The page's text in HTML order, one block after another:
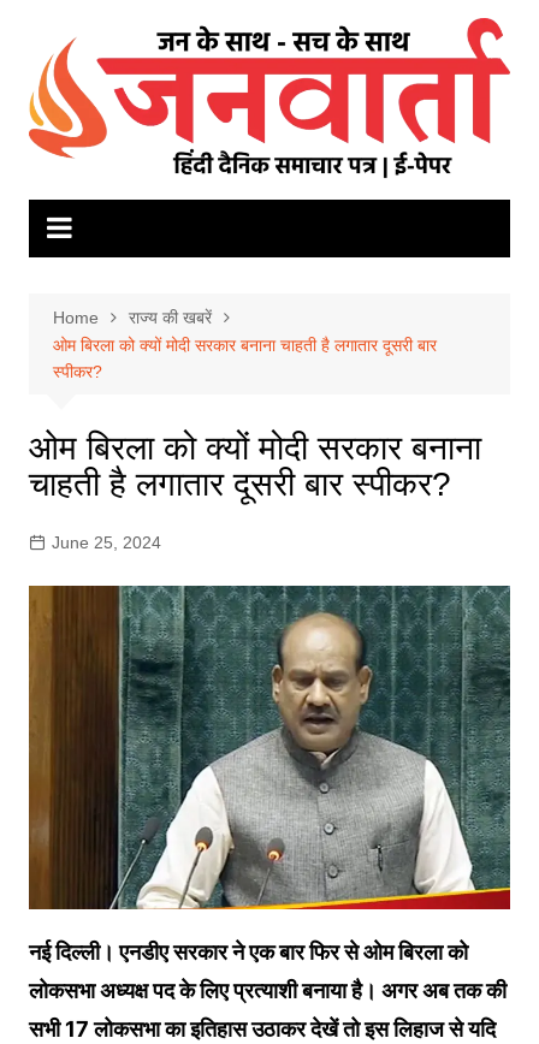
content
Home
राज्य की खबरें
ओम बिरला को क्‍यों मोदी सरकार बनाना चाहती है लगातार दूसरी बार
स्‍पीकर?
ओम बिरला को क्‍यों मोदी सरकार बनाना
चाहती है लगातार दूसरी बार स्‍पीकर?
June 25, 2024
नई दिल्ली। एनडीए सरकार ने एक बार फिर से ओम बिरला को
लोकसभा अध्‍यक्ष पद के लिए प्रत्‍याशी बनाया है। अगर अब तक की
सभी 17 लोकसभा का इतिहास उठाकर देखें तो इस लिहाज से यदि